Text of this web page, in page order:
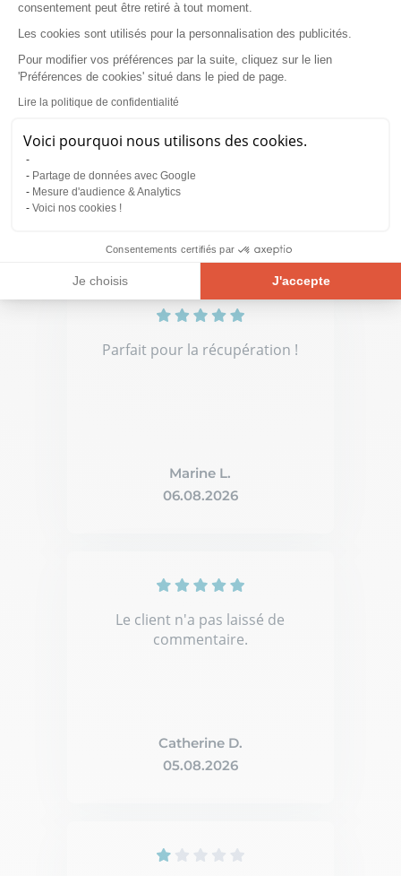
consentement peut être retiré à tout moment.
Les cookies sont utilisés pour la personnalisation des publicités.
Pour modifier vos préférences par la suite, cliquez sur le lien
'Préférences de cookies' situé dans le pied de page.
Lire la politique de confidentialité
Voici pourquoi nous utilisons des cookies.
Partage de données avec Google
Mesure d'audience & Analytics
Voici nos cookies !
Consentements certifiés par
Je choisis J'accepte
Plateforme de Gestion du Consentement : Personnalisez vos
Notre plateforme vous permet d'adapter et de gérer vos
Le client n'a pas laissé de
commentaire.
Parfait pour la récupération !
Marine L.
06.08.2026
Le client n'a pas laissé de
commentaire.
Catherine D.
05.08.2026